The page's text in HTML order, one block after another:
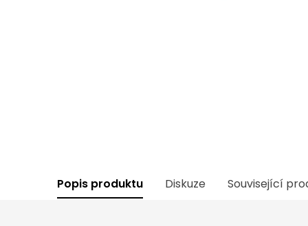
Popis produktu Diskuze Související